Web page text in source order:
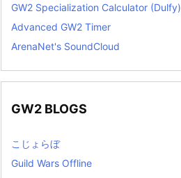
GW2 Specialization Calculator (Dulfy)
Advanced GW2 Timer
ArenaNet's SoundCloud
GW2 BLOGS
こじょらぼ
Guild Wars Offline